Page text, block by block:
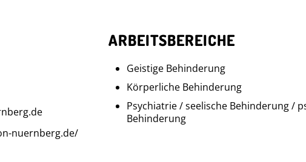
nuernberg.de/
ARBEITSBEREICHE
Geistige Behinderung
Körperliche Behinderung
Psychiatrie / seelische Behinderung /
Behinderung